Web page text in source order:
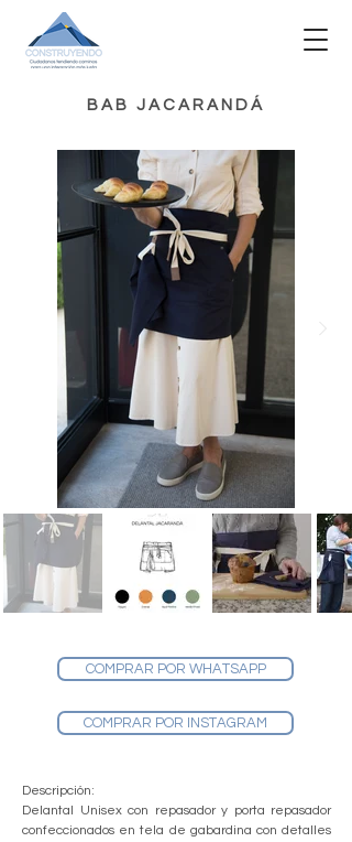
BAB JACARANDÁ
COMPRAR POR WHATSAPP
COMPRAR POR INSTAGRAM
Descripción:
Delantal Unisex con repasador y porta repasador
confeccionados en tela de gabardina con detalles